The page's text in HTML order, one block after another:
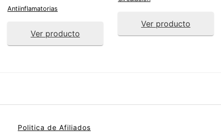
Antiinflamatorias
Ver producto
Ver producto
Politica de Afiliados